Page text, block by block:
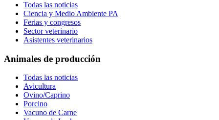
Todas las noticias
Ciencia y Medio Ambiente PA
Ferias y congresos
Sector veterinario
Asistentes veterinarios
Animales de producción
Todas las noticias
Avicultura
Ovino/Caprino
Porcino
Vacuno de Carne